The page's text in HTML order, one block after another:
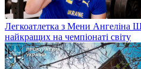
Легкоатлетка з Мени Ангеліна
найкращих на чемпіонаті світу